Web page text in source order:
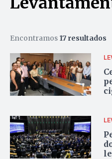
Encontramos 17 resultados